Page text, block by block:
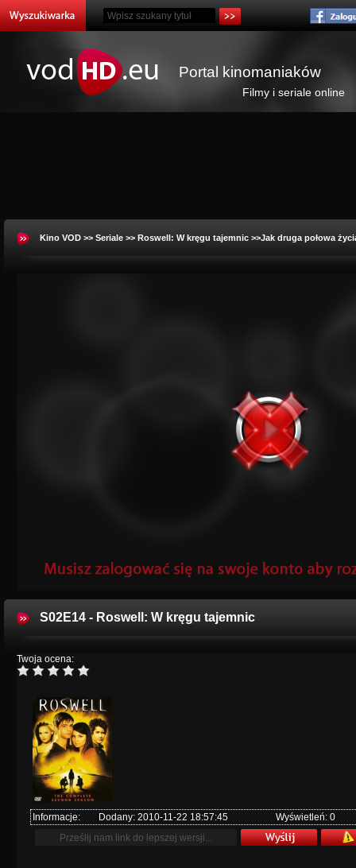
Portal kinomaniaków
Filmy i seriale online
Kino VOD >> Seriale >> Roswell: W kręgu tajemnic >>Jak druga połowa
S02E14 - Roswell: W kręgu tajemnic
Twoja ocena:
Informacje: Dodany: 2010-11-22 18:57:45 Wyświetleń: 0